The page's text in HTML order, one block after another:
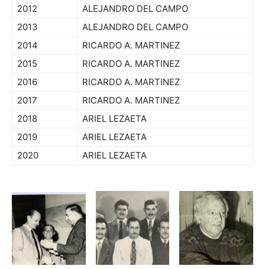
2012
ALEJANDRO DEL CAMPO
2013
ALEJANDRO DEL CAMPO
2014
RICARDO A. MARTINEZ
2015
RICARDO A. MARTINEZ
2016
RICARDO A. MARTINEZ
2017
RICARDO A. MARTINEZ
2018
ARIEL LEZAETA
2019
ARIEL LEZAETA
2020
ARIEL LEZAETA